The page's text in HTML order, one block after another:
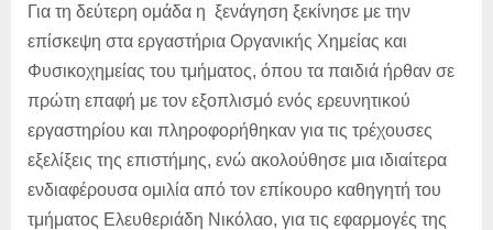
Για τη δεύτερη ομάδα η ξενάγηση ξεκίνησε με την
επίσκεψη στα εργαστήρια Οργανικής Χημείας και
Φυσικοχημείας του τμήματος, όπου τα παιδιά ήρθαν σε
πρώτη επαφή με τον εξοπλισμό ενός ερευνητικού
εργαστηρίου και πληροφορήθηκαν για τις τρέχουσες
εξελίξεις της επιστήμης, ενώ ακολούθησε μια ιδιαίτερα
ενδιαφέρουσα ομιλία από τον επίκουρο καθηγητή του
τμήματος Ελευθεριάδη Νικόλαο, για τις εφαρμογές της